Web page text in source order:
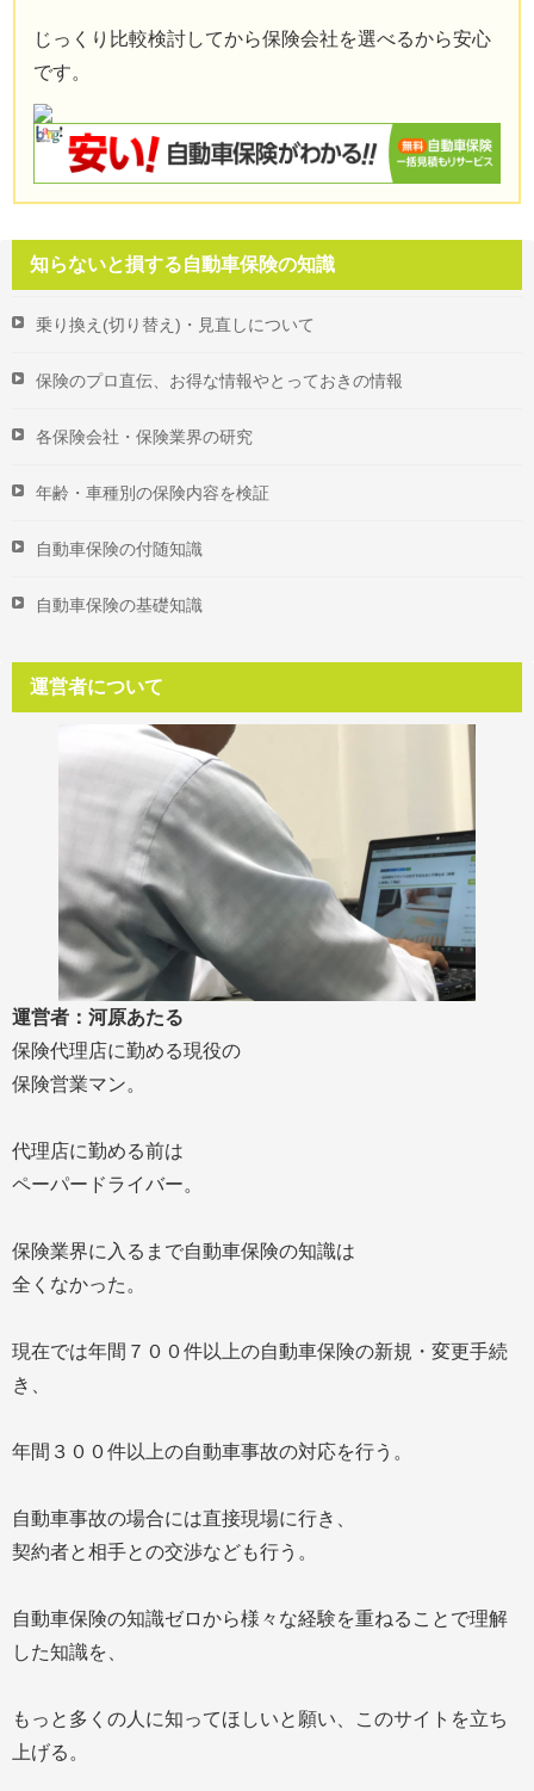
じっくり比較検討してから保険会社を選べるから安心
です。
知らないと損する自動車保険の知識
乗り換え(切り替え)・見直しについて
保険のプロ直伝、お得な情報やとっておきの情報
各保険会社・保険業界の研究
年齢・車種別の保険内容を検証
自動車保険の付随知識
自動車保険の基礎知識
運営者について
運営者：河原あたる
保険代理店に勤める現役の
保険営業マン。
代理店に勤める前は
ペーパードライバー。
保険業界に入るまで自動車保険の知識は
全くなかった。
現在では年間７００件以上の自動車保険の新規・変更手続
き、
年間３００件以上の自動車事故の対応を行う。
自動車事故の場合には直接現場に行き、
契約者と相手との交渉なども行う。
自動車保険の知識ゼロから様々な経験を重ねることで理解
した知識を、
もっと多くの人に知ってほしいと願い、このサイトを立ち
上げる。